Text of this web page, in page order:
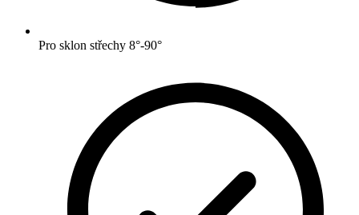
Pro sklon střechy 8°-90°